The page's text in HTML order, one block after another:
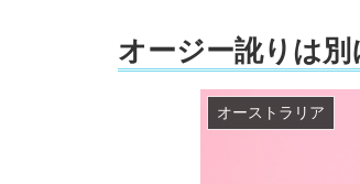
オージー訛りは
オーストラリア